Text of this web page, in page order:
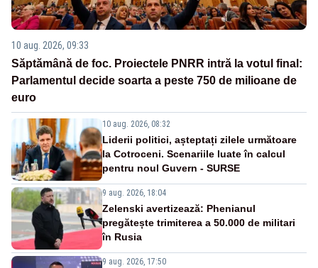
10 aug. 2026, 09:33
Săptămână de foc. Proiectele PNRR intră la votul final:
Parlamentul decide soarta a peste 750 de milioane de
euro
10 aug. 2026, 08:32
Liderii politici, așteptați zilele următoare
la Cotroceni. Scenariile luate în calcul
pentru noul Guvern - SURSE
9 aug. 2026, 18:04
Zelenski avertizează: Phenianul
pregătește trimiterea a 50.000 de militari
în Rusia
9 aug. 2026, 17:50